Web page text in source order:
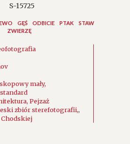
S-15725
GĘŚ ODBICIE PTAK
STAW
ZWIERZĘ
mały
Pejzaż
zbiór sterefotografii,
Chodskiej